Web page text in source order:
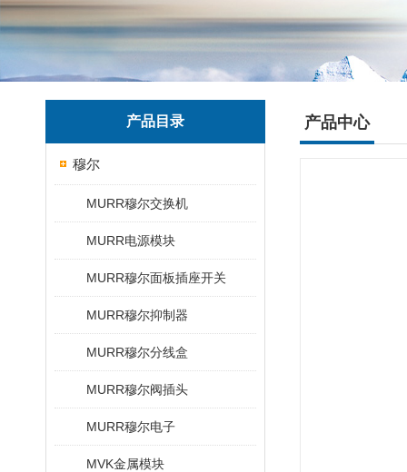
产品目录
穆尔
MURR穆尔交换机
MURR电源模块
MURR穆尔面板插座开关
MURR穆尔抑制器
MURR穆尔分线盒
MURR穆尔阀插头
MURR穆尔电子
MVK金属模块
产品中心